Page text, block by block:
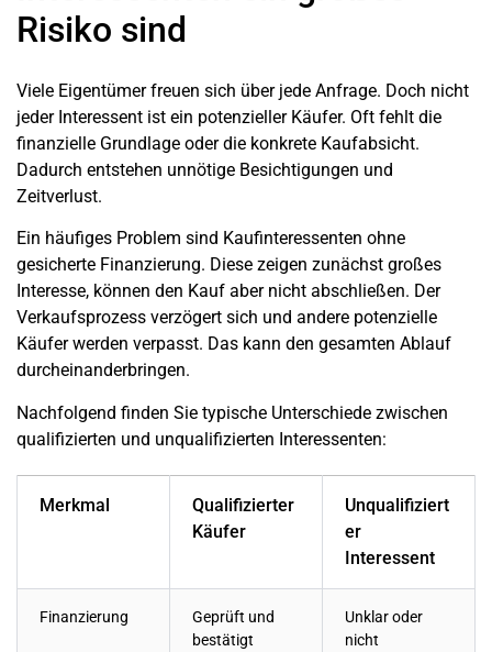
Risiko sind
Viele Eigentümer freuen sich über jede Anfrage. Doch nicht
jeder Interessent ist ein potenzieller Käufer. Oft fehlt die
finanzielle Grundlage oder die konkrete Kaufabsicht.
Dadurch entstehen unnötige Besichtigungen und
Zeitverlust.
Ein häufiges Problem sind Kaufinteressenten ohne
gesicherte Finanzierung. Diese zeigen zunächst großes
Interesse, können den Kauf aber nicht abschließen. Der
Verkaufsprozess verzögert sich und andere potenzielle
Käufer werden verpasst. Das kann den gesamten Ablauf
durcheinanderbringen.
Nachfolgend finden Sie typische Unterschiede zwischen
qualifizierten und unqualifizierten Interessenten:
Merkmal
Qualifizierter
Käufer
Unqualifiziert
er
Interessent
Finanzierung
Geprüft und
bestätigt
Unklar oder
nicht